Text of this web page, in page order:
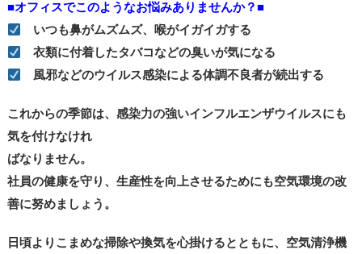
■オフィスでこのようなお悩みありませんか？■
いつも鼻がムズムズ、喉がイガイガする
衣類に付着したタバコなどの臭いが気になる
風邪などのウイルス感染による体調不良者が続出する
これからの季節は、感染力の強いインフルエンザウイルスにも
気を付けなけれ
ばなりません。
社員の健康を守り、生産性を向上させるためにも空気環境の改
善に努めましょう。
日頃よりこまめな掃除や換気を心掛けるとともに、空気清浄機